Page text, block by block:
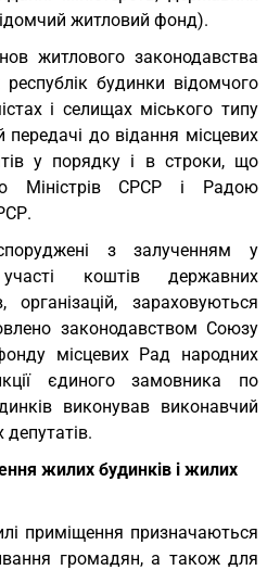
житловий фонд).
житлового законодавства
будинки відомчого
і селищах міського типу
передачі до відання місцевих
у порядку і в строки, що
Міністрів СРСР і Радою
з залученням у
коштів державних
організацій, зараховуються
законодавством Союзу
місцевих Рад народних
єдиного замовника по
виконував виконавчий
жилих будинків і жилих
приміщення призначаються
громадян, а також для